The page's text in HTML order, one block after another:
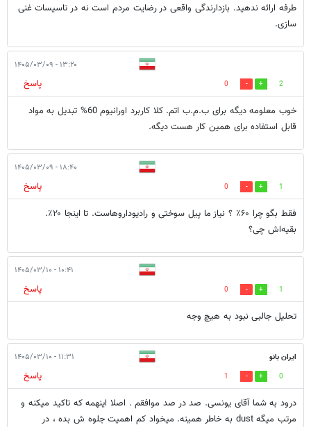
طرفه ارائه ندهید. بازدارندگی واقعی در رضایت مردم است نه در تاسیسات غنی
سازی.
۱۳:۲۰ - ۱۴۰۵/۰۳/۰۹
2
0
پاسخ
خوب معلومه دیگه برای ب.م.ب اتم. کلا کاربرد اورانیوم 60% تبدیل به مواد
قابل استفاده برای همین کار هست دیگه.
۱۸:۴۰ - ۱۴۰۵/۰۳/۰۹
1
0
پاسخ
فقط بگو چرا ۶۰٪ ؟ نیاز ما پیل سوختی و رادیوداروهاست. تا اینجا ۲۰٪.
بقیه‌اش چی؟
۱۰:۴۱ - ۱۴۰۵/۰۳/۱۰
1
0
پاسخ
تحلیل جالبی نبود به هیچ وجه
ایران بانو ۱۱:۳۱ - ۱۴۰۵/۰۳/۱۰
0
1
پاسخ
درود به شما آقای یونسی. صد در صد موافقم . اصلا اینهمه که تاکید میکنه و
مرتب میگه dust به خاطر همینه. میخواد کم اهمیت جلوه ش بده ، در